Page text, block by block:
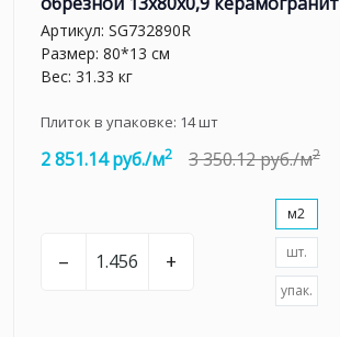
Артикул: SG732890R
Размер: 80*13 см
Вес: 31.33 кг
Плиток в упаковке: 14шт
2 851.14 руб./м2 3 350.12 руб./м2
– +
м2
шт.
упак.